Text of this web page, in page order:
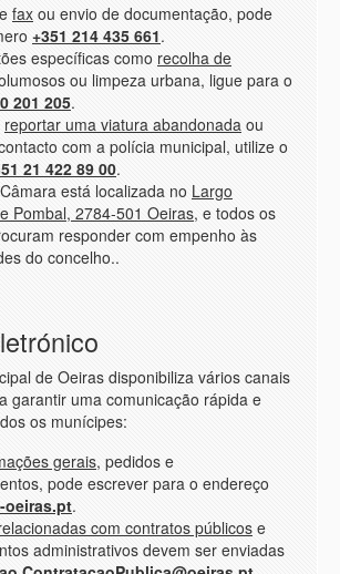
fax ou envio de documentação, pode
+351 214 435 661.
específicas como recolha de
ou limpeza urbana, ligue para o
201 205.
reportar uma viatura abandonada ou
com a polícia municipal, utilize o
21 422 89 00.
está localizada no Largo
Pombal, 2784-501 Oeiras, e todos os
responder com empenho às
do concelho..
de Oeiras disponibiliza vários canais
garantir uma comunicação rápida e
os munícipes:
gerais, pedidos e
pode escrever para o endereço
oeiras.pt.
com contratos públicos e
administrativos devem ser enviadas